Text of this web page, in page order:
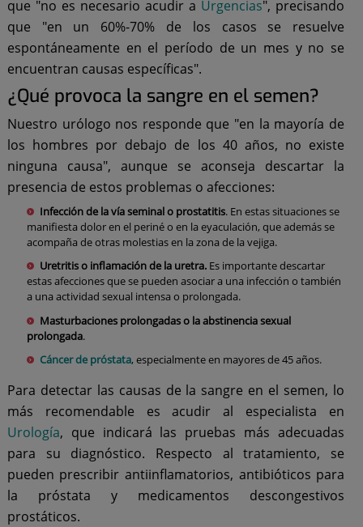
que "no es necesario acudir a Urgencias", precisando
que "en un 60%-70% de los casos se resuelve
espontáneamente en el período de un mes y no se
encuentran causas específicas".
¿Qué provoca la sangre en el semen?
Nuestro urólogo nos responde que "en la mayoría de
los hombres por debajo de los 40 años, no existe
ninguna causa", aunque se aconseja descartar la
presencia de estos problemas o afecciones:
Infección de la vía seminal o prostatitis. En estas situaciones se
manifiesta dolor en el periné o en la eyaculación, que además se
acompaña de otras molestias en la zona de la vejiga.
Uretritis o inflamación de la uretra.Es importante descartar
estas afecciones que se pueden asociar a una infección o también
a una actividad sexual intensa o prolongada.
Masturbaciones prolongadas o la abstinencia sexual
prolongada.
Cáncer de próstata, especialmente en mayores de 45 años.
Para detectar las causas de la sangre en el semen, lo
más recomendable es acudir al especialista en
Urología, que indicará las pruebas más adecuadas
para su diagnóstico. Respecto al tratamiento, se
pueden prescribir antiinflamatorios, antibióticos para
la próstata y medicamentos descongestivos
prostáticos.